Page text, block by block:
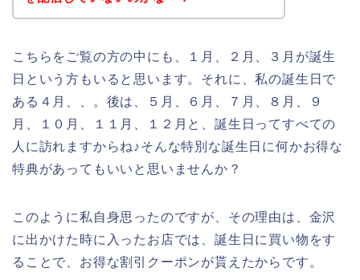
こちらをご覧の方の中にも、１月、２月、３月が誕生
日という方もいると思います。それに、私の誕生日で
ある４月、、。後は、５月、６月、７月、８月、９
月、１０月、１１月、１２月と、誕生日ってすべての
人に訪れますからね♪そんな特別な誕生日に何かお得な
特典があってもいいと思いませんか？
このように私自身思ったのですが、その理由は、金沢
に出かけた時に入ったお店では、誕生日に買い物をす
ることで、お得な割引クーポンが貰えたからです。